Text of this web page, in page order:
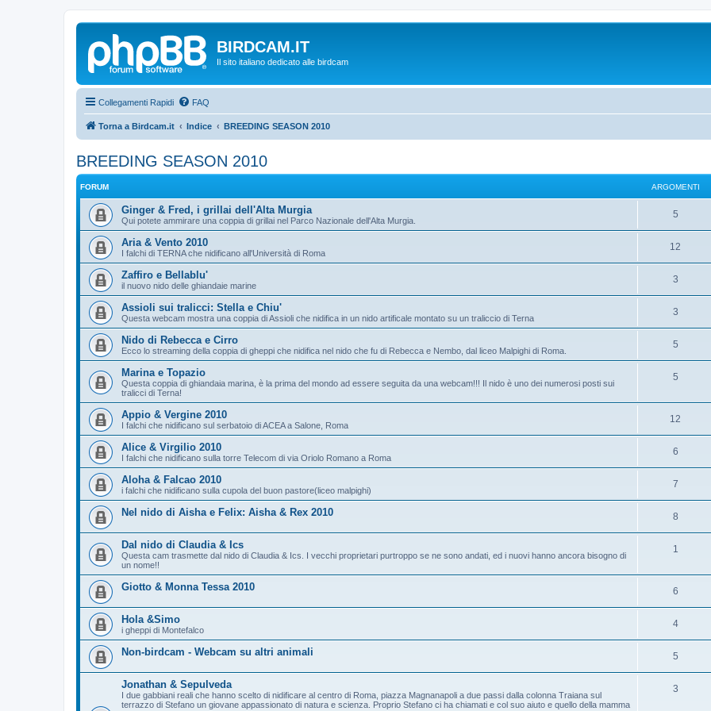
BIRDCAM.IT
Il sito italiano dedicato alle birdcam
Collegamenti Rapidi FAQ
Torna a Birdcam.it Indice BREEDING SEASON 2010
BREEDING SEASON 2010
FORUM ARGOMENTI
Ginger & Fred, i grillai dell'Alta Murgia
Qui potete ammirare una coppia di grillai nel Parco Nazionale dell'Alta Murgia.
5A
r
o
m
e
i
Aria & Vento 2010
I falchi di TERNA che nidificano all'Università di Roma
12
r
m
Zaffiro e Bellablu'
il nuovo nido delle ghiandaie marine
3A
r
o
m
e
n
t
Assioli sui tralicci: Stella e Chiu'
Questa webcam mostra una coppia di Assioli che nidifica in un nido artificale montato su un traliccio di Terna
3A
r
o
e
n
t
Nido di Rebecca e Cirro
Ecco lo streaming della coppia di gheppi che nidifica nel nido che fu di Rebecca e Nembo, dal liceo Malpighi di Roma.
5A
r
o
m
e
n
Marina e Topazio
Questa coppia di ghiandaia marina, è la prima del mondo ad essere seguita da una webcam!!! Il nido è uno dei numerosi posti sui
tralicci di Terna!
5A
g
o
e
n
t
Appio & Vergine 2010
I falchi che nidificano sul serbatoio di ACEA a Salone, Roma
12
r
m
Alice & Virgilio 2010
I falchi che nidificano sulla torre Telecom di via Oriolo Romano a Roma
6A
r
o
m
e
n
t
Aloha & Falcao 2010
i falchi che nidificano sulla cupola del buon pastore(liceo malpighi)
7A
r
e
n
t
Nel nido di Aisha e Felix: Aisha & Rex 2010 8A
r
o
e
n
t
Dal nido di Claudia & Ics
Questa cam trasmette dal nido di Claudia & Ics. I vecchi proprietari purtroppo se ne sono andati, ed i nuovi hanno ancora bisogno di
un nome!!
1
g
o
m
e
n
t
Giotto & Monna Tessa 2010 6A
r
o
m
e
Hola &Simo
i gheppi di Montefalco
4A
r
o
Non-birdcam - Webcam su altri animali 5A
r
Jonathan & Sepulveda
I due gabbiani reali che hanno scelto di nidificare al centro di Roma, piazza Magnanapoli a due passi dalla colonna Traiana sul
terrazzo di Stefano un giovane appassionato di natura e scienza. Proprio Stefano ci ha chiamati e col suo aiuto e quello della mamma
3A